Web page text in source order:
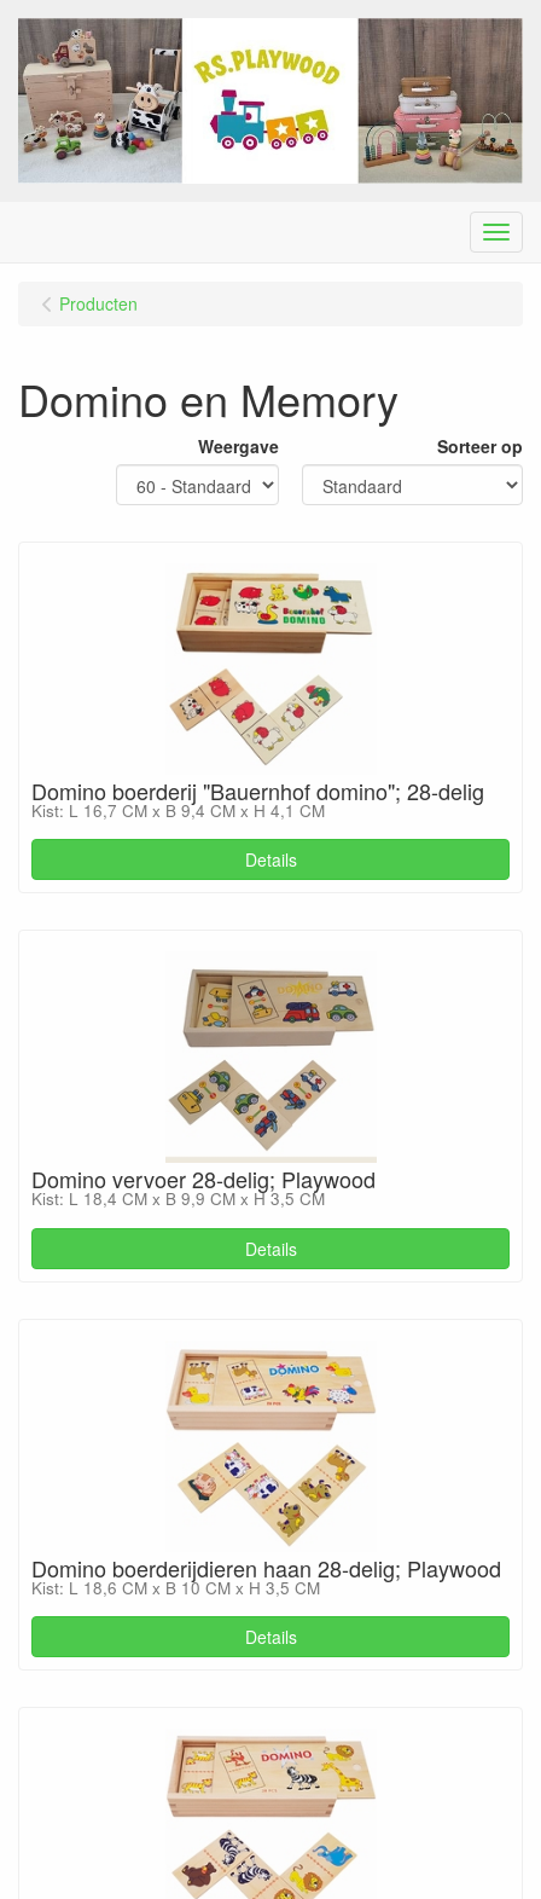
Menu
Producten
Domino en Memory
Weergave Sorteer op
Domino boerderij "Bauernhof domino"; 28-delig
Kist: L 16,7 CM x B 9,4 CM x H 4,1 CM
Details
Domino vervoer 28-delig; Playwood
Kist: L 18,4 CM x B 9,9 CM x H 3,5 CM
Details
Domino boerderijdieren haan 28-delig; Playwood
Kist: L 18,6 CM x B 10 CM x H 3,5 CM
Details